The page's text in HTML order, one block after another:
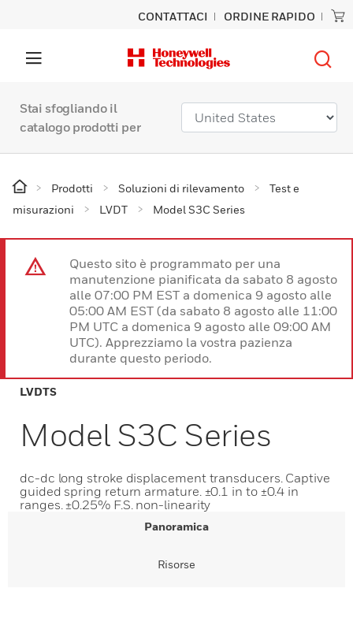
CONTATTACI ORDINE RAPIDO
Stai sfogliando il
catalogo prodotti per
Prodotti Soluzioni di rilevamento
Test e
misurazioni
LVDT Model S3C Series
Questo sito è programmato per una
manutenzione pianificata da sabato 8 agosto
alle 07:00 PM EST a domenica 9 agosto alle
05:00 AM EST (da sabato 8 agosto alle 11:00
PM UTC a domenica 9 agosto alle 09:00 AM
UTC). Apprezziamo la vostra pazienza
durante questo periodo.
LVDTS
Model S3C Series
dc-dc long stroke displacement transducers. Captive
guided spring return armature. ±0.1 in to ±0.4 in
ranges. ±0.25% F.S. non-linearity
Panoramica
Risorse